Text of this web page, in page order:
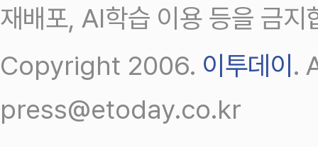
재배포, AI학습 이용 등을 금지
Copyright 2006. 이투데이 .
press@etoday.co.kr